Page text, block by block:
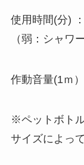
使用時間(分)
（弱：シャワ
作動音量(1ｍ
※ペットボト
サイズによっ